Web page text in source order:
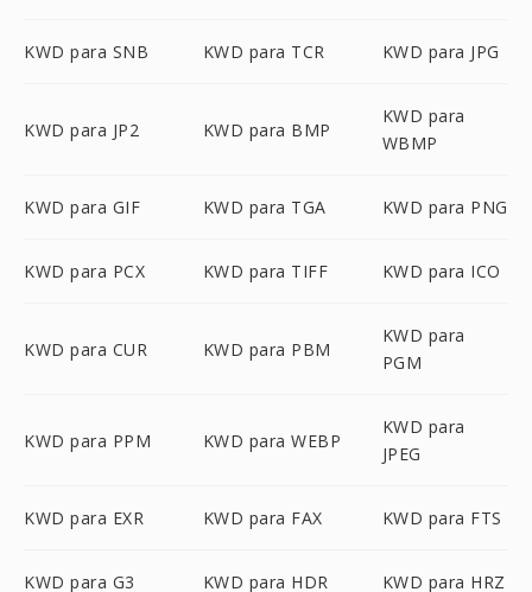
KWD para SNB KWD para TCR KWD para JPG
KWD para JP2 KWD para BMP
KWD para
WBMP
KWD para GIF KWD para TGA KWD para PNG
KWD para PCX KWD para TIFF KWD para ICO
KWD para CUR KWD para PBM
KWD para
PGM
KWD para PPM KWD para WEBP
KWD para
JPEG
KWD para EXR KWD para FAX KWD para FTS
KWD para G3 KWD para HDR KWD para HRZ